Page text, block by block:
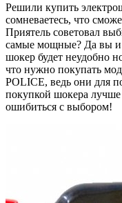
Решили купить
сомневаетесь, что
Приятель советовал
самые мощные? Да вы и
шокер будет неудобно
что нужно покупать
POLICE, ведь они для
покупкой шокера
ошибиться с выбором!